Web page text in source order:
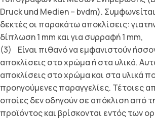
Druck und Medien – bvdm). Συμφωνείται
δεκτές οι παρακάτω αποκλίσεις:
δίπλωση 1 mm και για συρραφή 1 mm,
(3) Είναι πιθανό να εμφανιστούν
αποκλίσεις στο χρώμα ή στα υλικά.
αποκλίσεις στο χρώμα και στα υλικά
προηγούμενες παραγγελίες. Τέτοιες
οποίες δεν οδηγούν σε απόκλιση από
προϊόντος και βρίσκονται εντός των